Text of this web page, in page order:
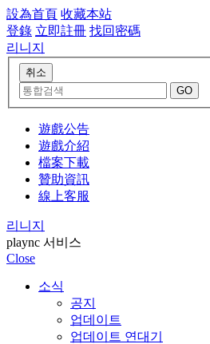
設為首頁 收藏本站
登錄 立即註冊 找回密碼
리니지
遊戲公告
遊戲介紹
檔案下載
贊助資訊
線上客服
리니지
plaync 서비스
Close
소식
공지
업데이트
업데이트 연대기